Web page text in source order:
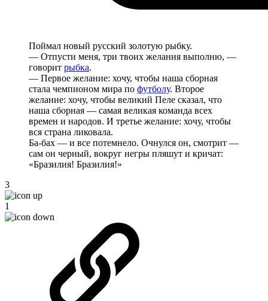
Поймал новый русский золотую рыбку.
— Отпусти меня, три твоих желания выполню, —
говорит рыбка.
— Первое желание: хочу, чтобы наша сборная
стала чемпионом мира по футболу. Второе
желание: хочу, чтобы великий Пеле сказал, что
наша сборная — самая великая команда всех
времен и народов. И третье желание: хочу, чтобы
вся страна ликовала.
Ба-бах — и все потемнело. Очнулся он, смотрит —
сам он черный, вокруг негры пляшут и кричат:
«Бразилия! Бразилия!»
3
1